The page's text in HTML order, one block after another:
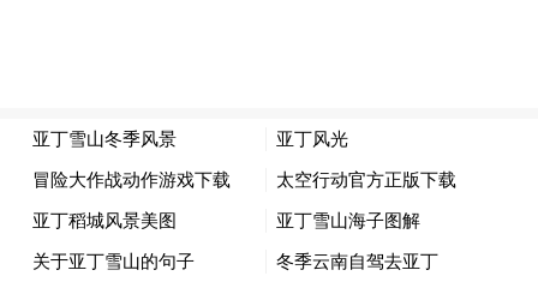
种大自然的和谐乐章。